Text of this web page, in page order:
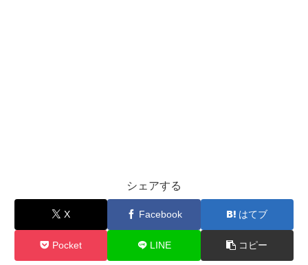
シェアする
X Facebook はてブ
Pocket LINE コピー